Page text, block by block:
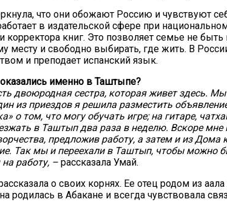
что они обожают Россию и чувствуют
в издательской сфере при
корректора книг. Это позволяет семье не
месту и свободно выбирать, где жить. В
и преподает испанский язык.
именно в Таштыпе?
двоюродная сестра, которая живет здесь.
из приездов я решила разместить
о том, что могу обучать игре; на гитаре,
в Таштып два раза в неделю. Вскоре мне
предложив работу, а затем и из Дома
Так мы и переехали в Таштып, чтобы можно
на работу, – рассказала Умай.
о своих корнях. Ее отец родом из
родилась в Абакане и всегда чувствовала